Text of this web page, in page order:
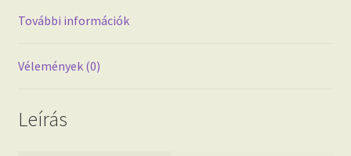
További információk
Vélemények (0)
Leírás